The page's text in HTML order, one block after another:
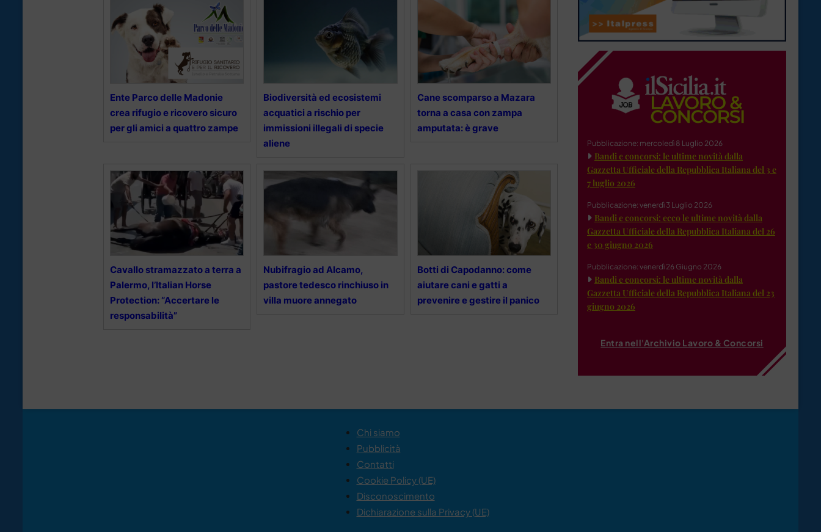
Ente Parco delle Madonie
crea rifugio e ricovero sicuro
per gli amici a quattro zampe
Biodiversità ed ecosistemi
acquatici a rischio per
immissioni illegali di specie
aliene
Cane scomparso a Mazara
torna a casa con zampa
amputata: è grave
Cavallo stramazzato a terra a
Palermo, l’Italian Horse
Protection: “Accertare le
responsabilità”
Nubifragio ad Alcamo,
pastore tedesco rinchiuso in
villa muore annegato
Botti di Capodanno: come
aiutare cani e gatti a
prevenire e gestire il panico
Pubblicazione: mercoledì 8 Luglio 2026
Bandi e concorsi: le ultime novità dalla
Gazzetta Ufficiale della Repubblica Italiana del 3 e
7 luglio 2026
Pubblicazione: venerdì 3 Luglio 2026
Bandi e concorsi: ecco le ultime novità dalla
Gazzetta Ufficiale della Repubblica Italiana del 26
e 30 giugno 2026
Pubblicazione: venerdì 26 Giugno 2026
Bandi e concorsi: le ultime novità dalla
Gazzetta Ufficiale della Repubblica Italiana del 23
giugno 2026
Entra nell'Archivio Lavoro & Concorsi
Chi siamo
Pubblicità
Contatti
Cookie Policy (UE)
Disconoscimento
Dichiarazione sulla Privacy (UE)